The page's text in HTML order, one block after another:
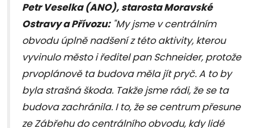
Petr Veselka (ANO), starosta Moravské
Ostravy a Přívozu:"My jsme v centrálním
obvodu úplně nadšení z této aktivity, kterou
vyvinulo město i ředitel pan Schneider, protože
prvoplánově ta budova měla jít pryč. A to by
byla strašná škoda. Takže jsme rádi, že se ta
budova zachránila. I to, že se centrum přesune
ze Zábřehu do centrálního obvodu, kdy lidé